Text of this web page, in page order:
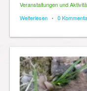
Veranstaltungen und
Weiterlesen • 0